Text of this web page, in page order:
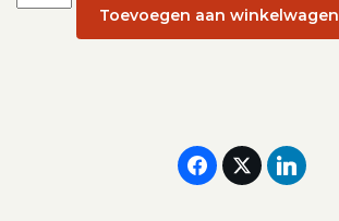
retraite
Toevoegen aan winkelwagen